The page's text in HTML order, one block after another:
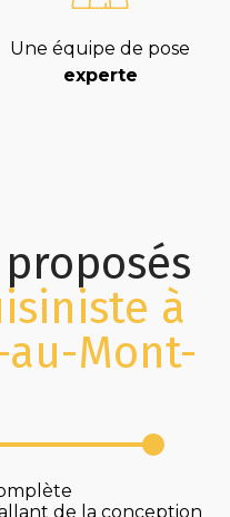
Une équipe de pose
experte
à
Mont-
de la conception